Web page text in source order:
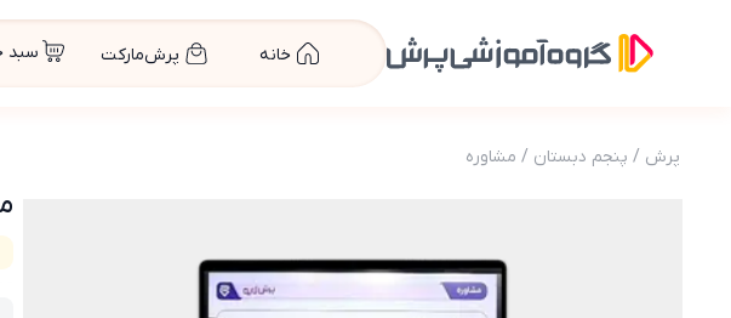
خانه پرش‌مارکت سبد
پرش / پنجم دبستان / مشاوره